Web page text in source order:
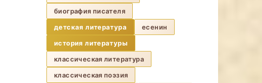
биография писателя
детская литература
есенин
история литературы
классическая литература
классическая поэзия